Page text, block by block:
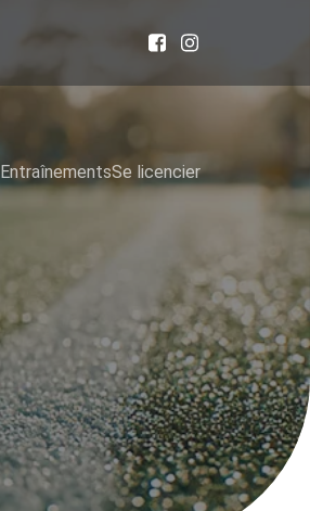
EntraînementsSe licencier